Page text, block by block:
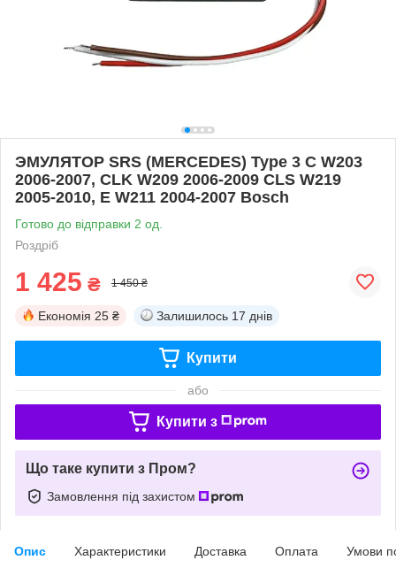
ЭМУЛЯТОР SRS (MERCEDES) Type 3 C W203
2006-2007, CLK W209 2006-2009 CLS W219
2005-2010, E W211 2004-2007 Bosch
Готово до відправки 2 од.
Роздріб
1 425 ₴ 1 450 ₴
Економія 25 ₴ Залишилось 17 днів
Купити
або
Купити з
Що таке купити з Пром?
Замовлення під захистом
Опис Характеристики Доставка Оплата Умови